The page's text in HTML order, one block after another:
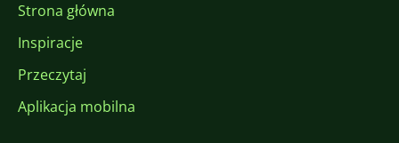
Strona główna
Inspiracje
Przeczytaj
Aplikacja mobilna